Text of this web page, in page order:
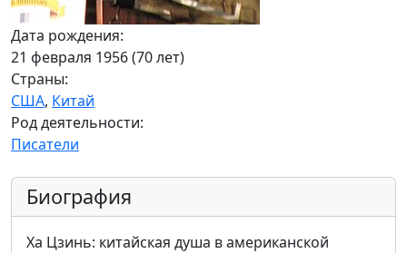
Дата рождения:
21 февраля 1956 (70 лет)
Страны:
США, Китай
Род деятельности:
Писатели
Биография
Ха Цзинь: китайская душа в американской